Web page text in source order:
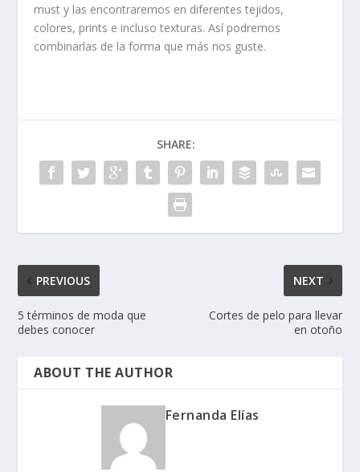
must y las encontraremos en diferentes tejidos,
colores, prints e incluso texturas. Así podremos
combinarlas de la forma que más nos guste.
SHARE:
PREVIOUS
5 términos de moda que
debes conocer
NEXT
Cortes de pelo para llevar
en otoño
ABOUT THE AUTHOR
Fernanda Elías